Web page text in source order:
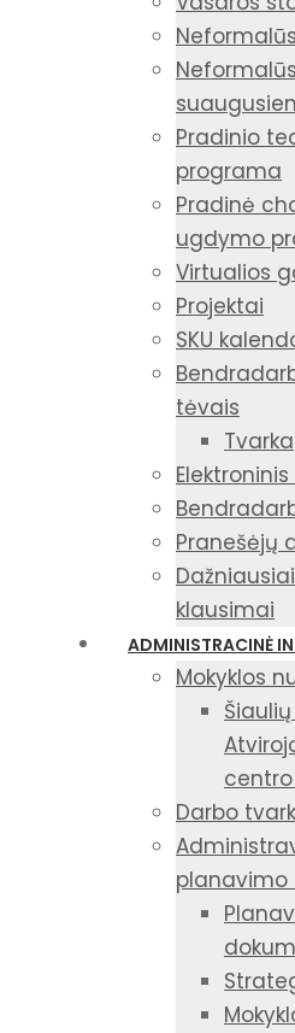
Pradinio
programa
Pradinė
ugdymo
Virtualios
Projektai
SKU
tėvais
Tvarka
Pranešėjų
klausimai
ADMINISTRACINĖ
Mokyklos
Darbo
planavimo